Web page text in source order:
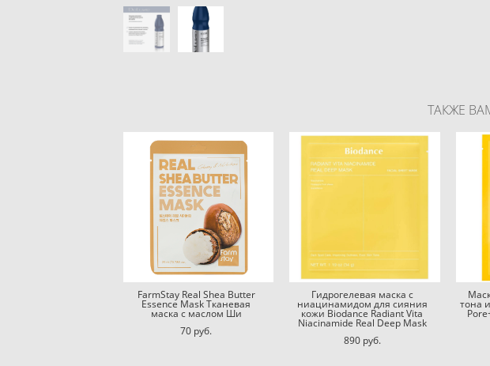
ТАКЖЕ
FarmStay Real Shea Butter
Essence Mask Тканевая
маска с маслом Ши
70 pуб.
Гидрогелевая маска с
ниацинамидом для сияния
кожи Biodance Radiant Vita
Niacinamide Real Deep Mask
890 pуб.
тона